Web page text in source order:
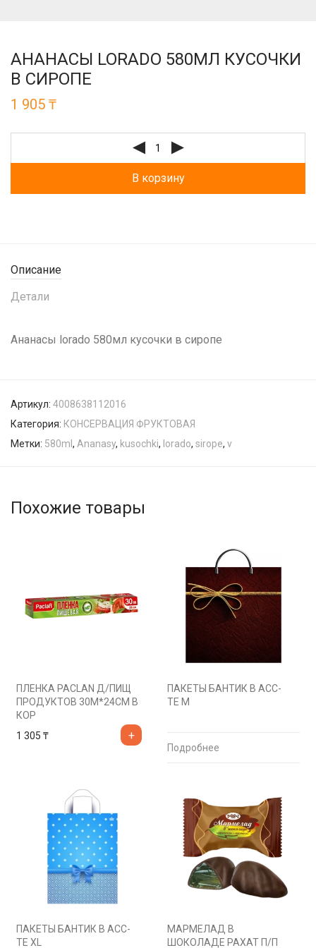
АНАНАСЫ LORADO 580МЛ КУСОЧКИ
В СИРОПЕ
1 905 ₸
В корзину
Описание
Детали
Ананасы lorado 580мл кусочки в сиропе
Артикул: 4008638112016
Категория: КОНСЕРВАЦИЯ ФРУКТОВАЯ
Метки: 580ml , Ananasy, kusochki, lorado, sirope, v
Похожие товары
ПЛЕНКА PACLAN Д/ПИЩ
ПРОДУКТОВ 30М*24СМ В
КОР
1 305 ₸
ПАКЕТЫ БАНТИК В АСС-
ТЕ М
Подробнее
ПАКЕТЫ БАНТИК В АСС-
ТЕ ХL
МАРМЕЛАД В
ШОКОЛАДЕ РАХАТ П/П